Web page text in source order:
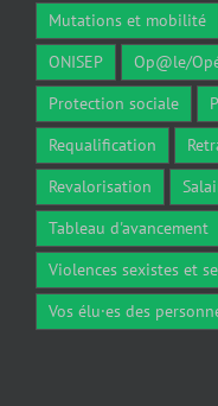
Mutations et mobilité
ONISEP
Op@le/
Protection sociale
Requalification
Revalorisation
Tableau d'avancement
Violences sexistes et
Vos élu·es des